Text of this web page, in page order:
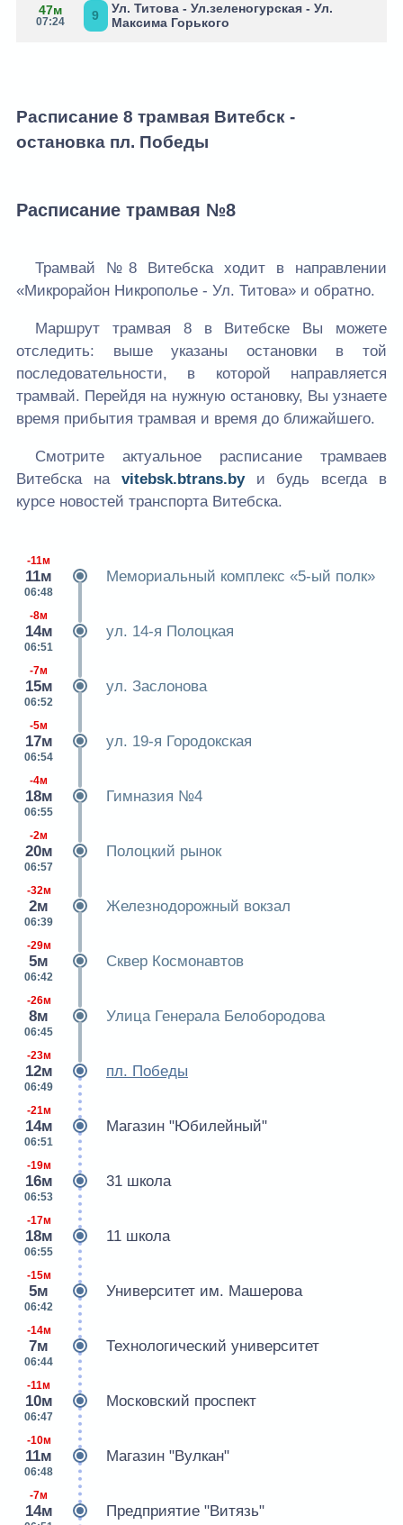
47м
07:24 9
Ул. Титова - Ул.зеленогурская - Ул.
Максима Горького
Расписание 8 трамвая Витебск -
остановка пл. Победы
Расписание трамвая №8
Трамвай №8 Витебска ходит в направлении
«Микрорайон Никрополье - Ул. Титова» и обратно.
Маршрут трамвая 8 в Витебске Вы можете
отследить: выше указаны остановки в той
последовательности, в которой направляется
трамвай. Перейдя на нужную остановку, Вы узнаете
время прибытия трамвая и время до ближайшего.
Смотрите актуальное расписание трамваев
Витебска на vitebsk.btrans.byи будь всегда в
курсе новостей транспорта Витебска.
-11м
11м
06:48
Мемориальный комплекс «5-ый полк»
-8м
14м
06:51
ул. 14-я Полоцкая
-7м
15м
06:52
ул. Заслонова
-5м
17м
06:54
ул. 19-я Городокская
-4м
18м
06:55
Гимназия №4
-2м
20м
06:57
Полоцкий рынок
-32м
2м
06:39
Железнодорожный вокзал
-29м
5м
06:42
Сквер Космонавтов
-26м
8м
06:45
Улица Генерала Белобородова
-23м
12м
06:49
пл. Победы
-21м
14м
06:51
Магазин "Юбилейный"
-19м
16м
06:53
31 школа
-17м
18м
06:55
11 школа
-15м
5м
06:42
Университет им. Машерова
-14м
7м
06:44
Технологический университет
-11м
10м
06:47
Московский проспект
-10м
11м
06:48
Магазин "Вулкан"
-7м
14м Предприятие "Витязь"